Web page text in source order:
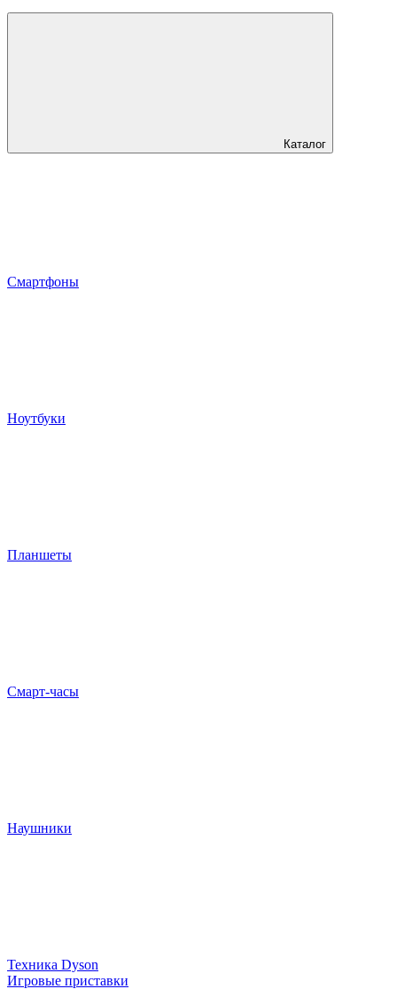
Каталог
Смартфоны
Ноутбуки
Планшеты
Смарт-часы
Наушники
Техника Dyson
Игровые приставки